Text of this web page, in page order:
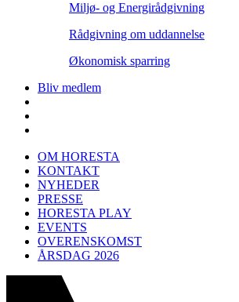
Miljø- og Energirådgivning
Rådgivning om uddannelse
Økonomisk sparring
Bliv medlem
OM HORESTA
KONTAKT
NYHEDER
PRESSE
HORESTA PLAY
EVENTS
OVERENSKOMST
ÅRSDAG 2026